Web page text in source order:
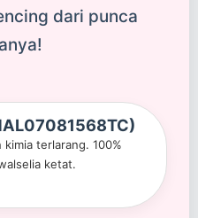
dari punca
kimia terlarang. 100%
ketat.